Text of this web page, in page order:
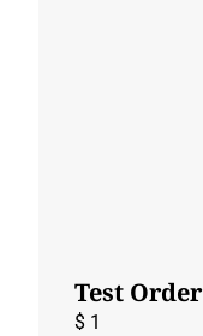
Test Order
$ 1